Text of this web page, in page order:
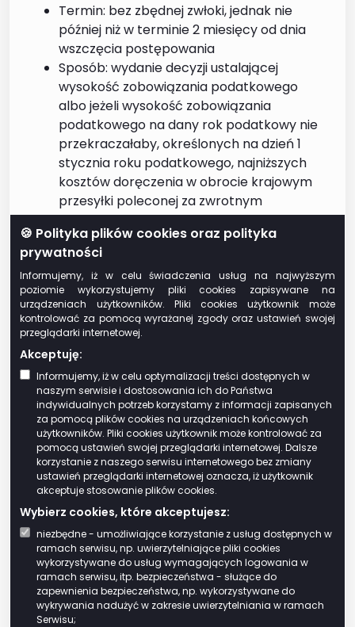
🍪 Polityka plików cookies oraz polityka
prywatności
Informujemy, iż w celu świadczenia usług na najwyższym
poziomie wykorzystujemy pliki cookies zapisywane na
urządzeniach użytkowników. Pliki cookies użytkownik może
kontrolować za pomocą wyrażanej zgody oraz ustawień swojej
przeglądarki internetowej.
Akceptuję:
Informujemy, iż w celu optymalizacji treści dostępnych w
naszym serwisie i dostosowania ich do Państwa
indywidualnych potrzeb korzystamy z informacji zapisanych
za pomocą plików cookies na urządzeniach końcowych
użytkowników. Pliki cookies użytkownik może kontrolować za
pomocą ustawień swojej przeglądarki internetowej. Dalsze
korzystanie z naszego serwisu internetowego bez zmiany
ustawień przeglądarki internetowej oznacza, iż użytkownik
akceptuje stosowanie plików cookies.
Wybierz cookies, które akceptujesz:
niezbędne - umożliwiające korzystanie z usług dostępnych w
ramach serwisu, np. uwierzytelniające pliki cookies
wykorzystywane do usług wymagających logowania w
ramach serwisu, itp. bezpieczeństwa - służące do
zapewnienia bezpieczeństwa, np. wykorzystywane do
wykrywania nadużyć w zakresie uwierzytelniania w ramach
Serwisu;
Termin: bez zbędnej zwłoki, jednak nie
później niż w terminie 2 miesięcy od dnia
wszczęcia postępowania
Sposób: wydanie decyzji ustalającej
wysokość zobowiązania podatkowego
albo jeżeli wysokość zobowiązania
podatkowego na dany rok podatkowy nie
przekraczałaby, określonych na dzień 1
stycznia roku podatkowego, najniższych
kosztów doręczenia w obrocie krajowym
przesyłki poleconej za zwrotnym
potwierdzeniem odbioru przez operatora
wyznaczonego w rozumieniu ustawy z dnia
23 listopada 2012 r. – Prawo pocztowe –
decyzja umarzającą postępowanie
podatkowe (decyzję pozostawia się w
aktach sprawy – nie doręcza się jej
podatnikowi)
Tryb odwoławczy
Od decyzji służy stronie prawo wniesienia
odwołania do Samorządowego Kolegium
Odwoławczego w Olsztynie za
pośrednictwem Wójta Gminy Kolno w
terminie 14 dni od daty doręczenia decyzji.
Podstawa prawna
Ustawa z dnia 29 sierpnia 1997 r. Ordynacja
podatkowa (tekst jedn. Dz.U. z 2019 r. poz.
900 ze zm.)
Ustawa z dnia 12 stycznia 1991 r. o